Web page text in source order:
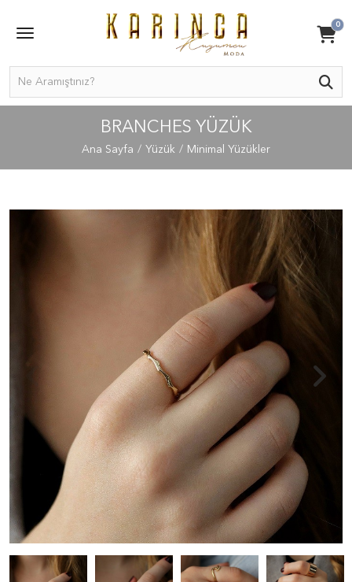
0
BRANCHES YÜZÜK
Ana Sayfa Yüzük Minimal Yüzükler